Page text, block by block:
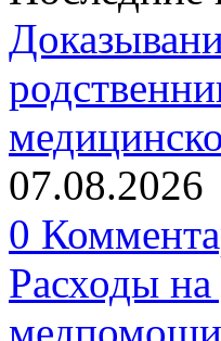
07.08.2026
0
Расходы
медпомощи